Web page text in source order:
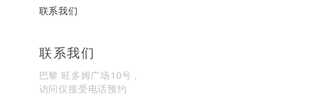
联系我们
联系我们
巴黎 旺多姆广场10号，
访问仅接受电话预约